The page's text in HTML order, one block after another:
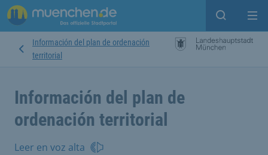
Open
Información del plan de ordenación
territorial
Información del plan de
ordenación territorial
Leer en voz alta